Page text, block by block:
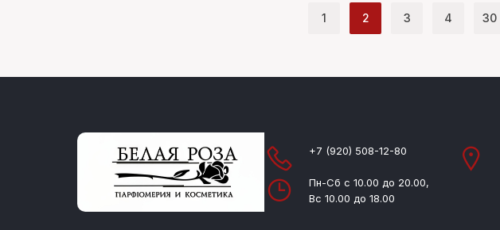
1 2 3 4 30
+7 (920) 508-12-80
Пн-Сб с 10.00 до 20.00,
Вс 10.00 до 18.00